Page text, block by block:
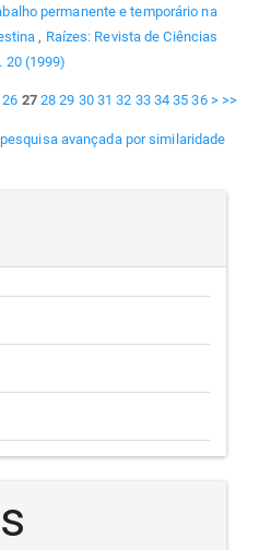
permanente e temporário na
, Raízes: Revista de Ciências
20 (1999)
26 27 28 29 30 31 32 33 34 35 36 > >>
avançada por similaridade